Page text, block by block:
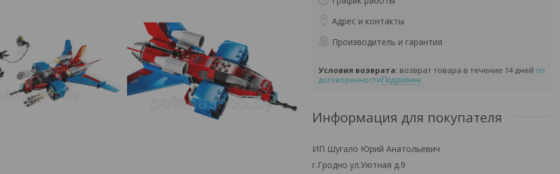
Адрес и контакты
Производитель и гарантия
возврат товара в течение 14 дней по
договоренности Подробнее
Информация для покупателя
ИП Шугало Юрий Анатольевич
г.Гродно ул.Уютная д.9